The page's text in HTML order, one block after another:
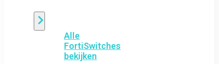
Alle
FortiSwitches
bekijken